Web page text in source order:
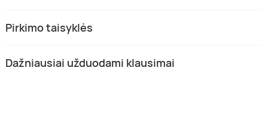
Pirkimo taisyklės
Dažniausiai užduodami klausimai